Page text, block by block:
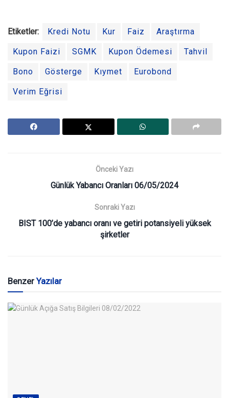
Etiketler: Kredi Notu Kur Faiz Araştırma
Kupon Faizi SGMK Kupon Ödemesi Tahvil
Bono Gösterge Kıymet Eurobond
Verim Eğrisi
Önceki Yazı
Günlük Yabancı Oranları 06/05/2024
Sonraki Yazı
BIST 100’de yabancı oranı ve getiri potansiyeli yüksek
şirketler
BenzerYazılar